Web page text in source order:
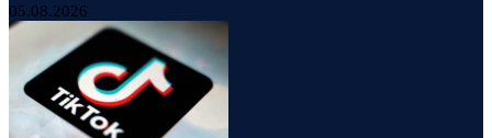
05.08.2026